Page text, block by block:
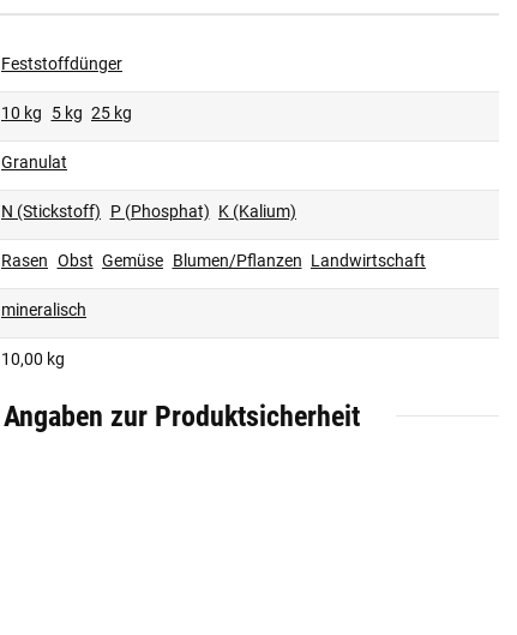
Feststoffdünger
10 kg 5 kg 25 kg
Granulat
N (Stickstoff) P (Phosphat) K (Kalium)
Rasen Obst Gemüse Blumen/Pflanzen Landwirtschaft
mineralisch
10,00 kg
Angaben zur Produktsicherheit